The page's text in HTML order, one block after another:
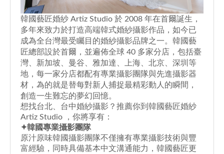
韓國藝匠婚紗 Artiz Studio 於 2008 年在首爾誕生，
多年來致力於打造高端韓式婚紗攝影作品，如今已
成為全台灣最受矚目的婚紗攝影品牌之一。韓國藝
匠總部設於首爾，並遍佈全球 40 多家分店，包括臺
灣、新加坡、曼谷、雅加達、上海、北京、深圳等
地，每一家分店都配有專業攝影團隊與先進攝影器
材，為的就是替每對新人捕捉最精彩動人的瞬間，
創造一生難忘的夢幻回憶。
想找台北、台中婚紗攝影 ？推薦你到韓國藝匠婚紗
Artiz Studio ，你將享有：
✦韓國專業攝影團隊
原汁原味韓國攝影團隊不僅擁有專業攝影技術與豐
富經驗，同時具備基本中文溝通能力，韓國藝匠更